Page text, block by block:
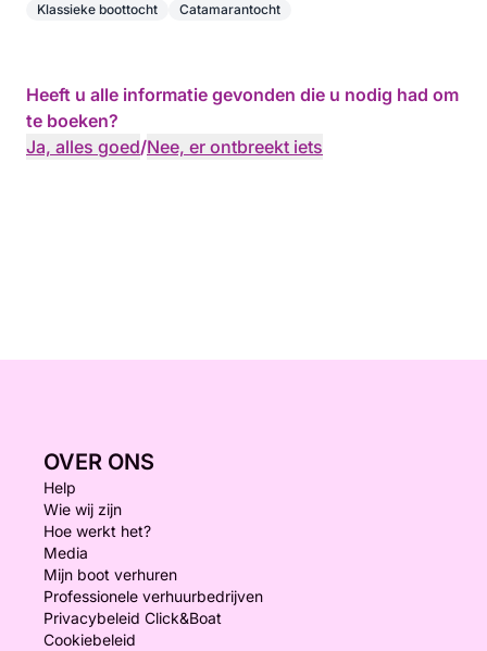
Klassieke boottocht Catamarantocht
Heeft u alle informatie gevonden die u nodig had om
te boeken?
Ja, alles goed/Nee, er ontbreekt iets
OVER ONS
Help
Wie wij zijn
Hoe werkt het?
Media
Mijn boot verhuren
Professionele verhuurbedrijven
Privacybeleid Click&Boat
Cookiebeleid